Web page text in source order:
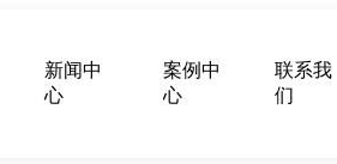
新闻中
心
案例中
心
联系我
们